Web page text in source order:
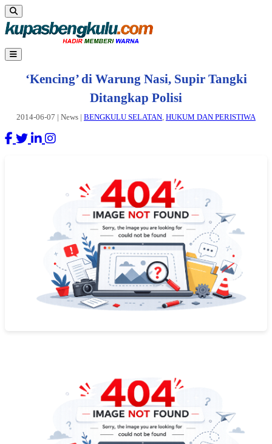
‘Kencing’ di Warung Nasi, Supir Tangki
Ditangkap Polisi
2014-06-07 News BENGKULU SELATAN, HUKUM DAN PERISTIWA